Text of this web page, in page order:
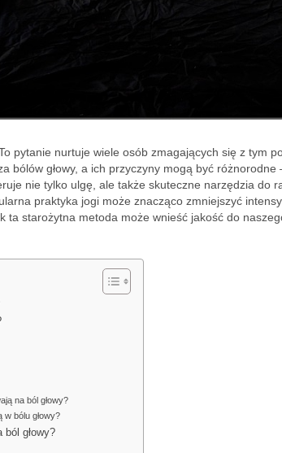
pytanie nurtuje wiele osób zmagających się z tym
bólów głowy, a ich przyczyny mogą być
nie tylko ulgę, ale także skuteczne narzędzia do
praktyka jogi może znacząco zmniejszyć
ta starożytna metoda może wnieść jakość do
na ból głowy?
w bólu głowy?
głowy?